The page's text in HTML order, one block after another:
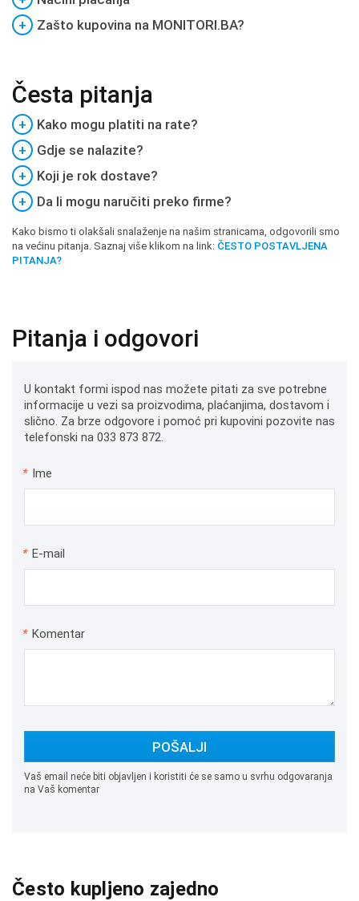
+
Zašto kupovina na MONITORI.BA?
Česta pitanja
+
Kako mogu platiti na rate?
+
Gdje se nalazite?
+
Koji je rok dostave?
+
Da li mogu naručiti preko firme?
Kako bismo ti olakšali snalaženje na našim stranicama, odgovorili smo
na većinu pitanja. Saznaj više klikom na link: ČESTO POSTAVLJENA
PITANJA?
Pitanja i odgovori
U kontakt formi ispod nas možete pitati za sve potrebne
informacije u vezi sa proizvodima, plaćanjima, dostavom i
slično. Za brze odgovore i pomoć pri kupovini pozovite nas
telefonski na 033 873 872.
* Ime
* E-mail
* Komentar
POŠALJI
Vaš email neće biti objavljen i koristiti će se samo u svrhu odgovaranja
na Vaš komentar
Često kupljeno zajedno